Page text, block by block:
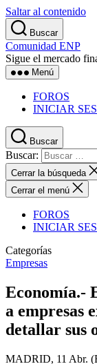
Saltar al contenido
Buscar
Comunidad ENP
Sigue el mercado
Menú
FOROS
INICIAR
Buscar
Buscar:
Cerrar la búsqueda